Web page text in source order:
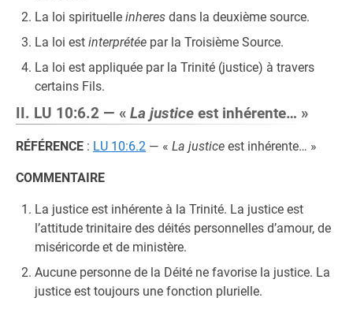
La loi spirituelle inheres dans la deuxième source.
La loi est interprétée par la Troisième Source.
La loi est appliquée par la Trinité (justice) à travers
certains Fils.
II. LU 10:6.2 — « La justice est inhérente… »
RÉFÉRENCE : LU 10:6.2 — « La justice est inhérente… »
COMMENTAIRE
La justice est inhérente à la Trinité. La justice est
l’attitude trinitaire des déités personnelles d’amour, de
miséricorde et de ministère.
Aucune personne de la Déité ne favorise la justice. La
justice est toujours une fonction plurielle.